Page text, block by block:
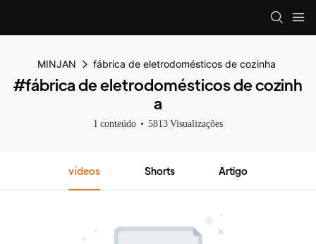
MINJAN fábrica de eletrodomésticos de cozinha
#fábrica de eletrodomésticos de cozinh
a
1 conteúdo 5813 Visualizações
vídeos Shorts Artigo